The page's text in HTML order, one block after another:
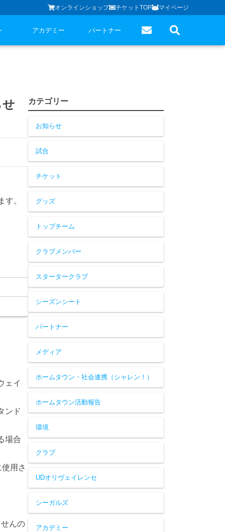
オンラインショップ チケットTOP マイページ
アカデミー パートナー
。
ェイ
ンド
場合
用さ
んの
カテゴリー
お知らせ
試合
チケット
グッズ
トップチーム
クラブメンバー
スタータークラブ
シーズンシート
パートナー
メディア
ホームタウン・社会連携（シャレン！）
ホームタウン活動報告
環境
クラブ
UDオリヴェイレンセ
シーガルズ
アカデミー